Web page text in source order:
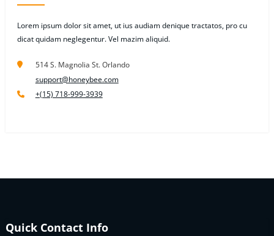
Lorem ipsum dolor sit amet, ut ius audiam denique tractatos, pro cu
dicat quidam neglegentur. Vel mazim aliquid.
514 S. Magnolia St. Orlando
support@honeybee.com
+(15) 718-999-3939
Quick Contact Info